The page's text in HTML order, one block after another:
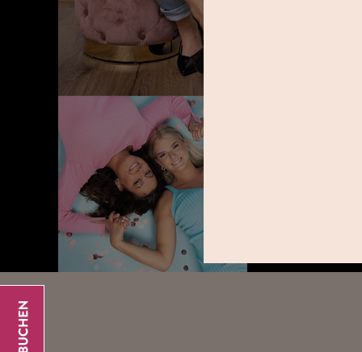
GUTSCHEIN
KAUFEN